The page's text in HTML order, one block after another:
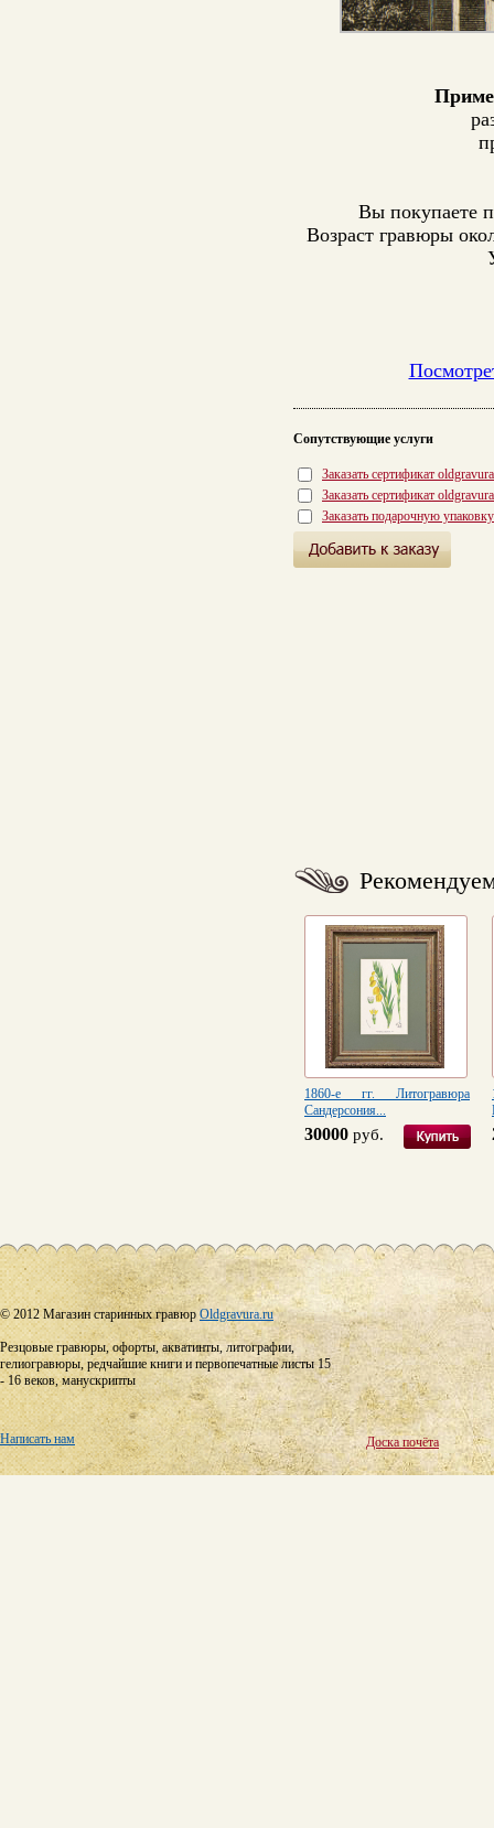
Вы покупаете
Возраст гравюры
Сопутствующие услуги
Заказать сертификат
Заказать сертификат
Заказать подарочную
1860-е гг. Литогравюра
Сандерсония...
30000 руб.
© 2012 Магазин старинных гравюрOldgravura.ru
Резцовые гравюры, офорты, акватинты, литографии,
гелиогравюры, редчайшие книги и первопечатные листы 15
- 16 веков, манускрипты
Написать нам Доска почёта